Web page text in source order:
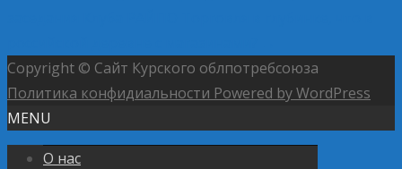
Copyright © Сайт Курского облпотребсоюза
Политика конфидиальности Powered by WordPress
MENU
О нас